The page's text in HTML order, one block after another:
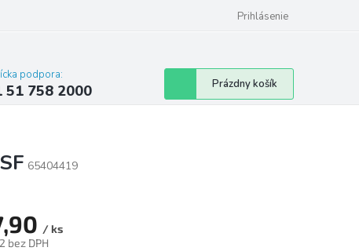
Prihlásenie
podpora:
51 758 2000
Nákupný
košík
Prázdny košík
65404419
/ ks
bez DPH